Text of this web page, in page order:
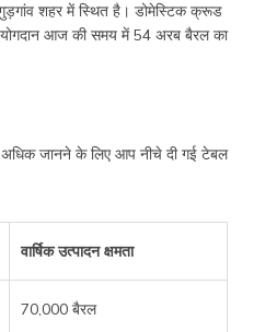
गुड़गांव शहर में स्थित है। डोमेस्टिक क्रूड
आज की समय में 54 अरब बैरल का
अधिक जानने के लिए आप नीचे दी गई टेबल
वार्षिक उत्पादन क्षमता
70,000 बैरल